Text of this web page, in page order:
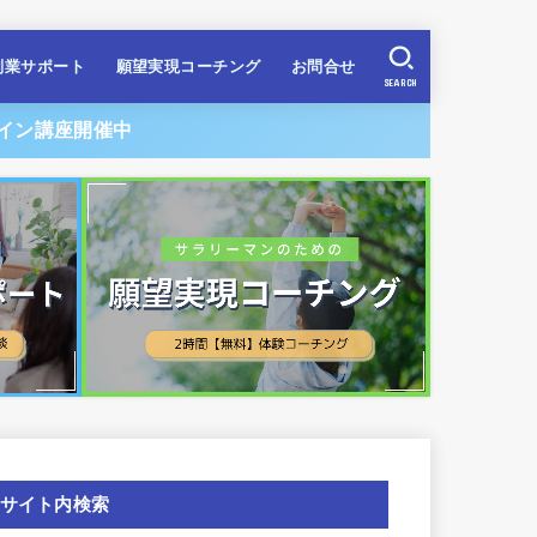
サポート 願望実現コーチング お問合せ
SEARCH
ン講座開催中
サイト内検索